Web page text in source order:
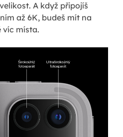
A když připojíš
až 6K, budeš mít na
víc místa.